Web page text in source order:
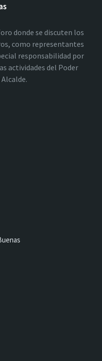
donde se discuten los
como representantes
responsabilidad por
actividades del Poder